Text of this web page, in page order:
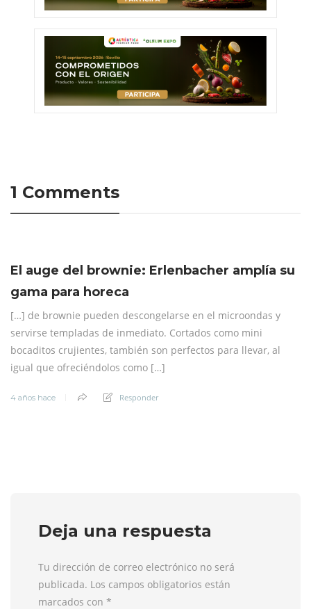
1 Comments
El auge del brownie: Erlenbacher amplía su
gama para horeca
[…] de brownie pueden descongelarse en el microondas y
servirse templadas de inmediato. Cortados como mini
bocaditos crujientes, también son perfectos para llevar, al
igual que ofreciéndolos como […]
4 años hace Responder
Deja una respuesta
Tu dirección de correo electrónico no será
publicada. Los campos obligatorios están
marcados con *